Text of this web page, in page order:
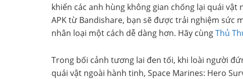
khiển các anh hùng không gian chống lại quái
APK từ Bandishare, bạn sẽ được trải nghiệm
nhân loại một cách dễ dàng hơn. Hãy cùngThủ
Trong bối cảnh tương lai đen tối, khi loài người
quái vật ngoài hành tinh, Space Marines: Hero